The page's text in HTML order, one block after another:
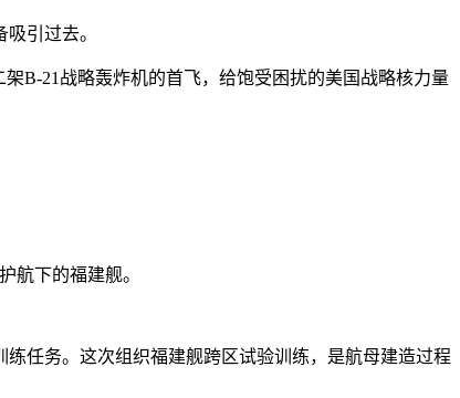
引过去。
B-21战略轰炸机的首飞，给饱受困扰的美国战略核力量
航下的福建舰。
任务。这次组织福建舰跨区试验训练，是航母建造过程